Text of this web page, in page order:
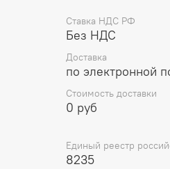
Ставка НДС РФ
Без НДС
Доставка
по электронной
Стоимость доставки
0 руб
Единый реестр
8235